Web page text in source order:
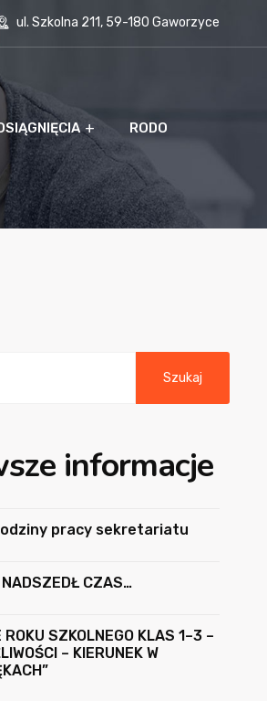
ul. Szkolna 211, 59-180 Gaworzyce
RODO
Szukaj
informacje
pracy sekretariatu
CZAS…
ROKU SZKOLNEGO KLAS 1–3 –
– KIERUNEK W